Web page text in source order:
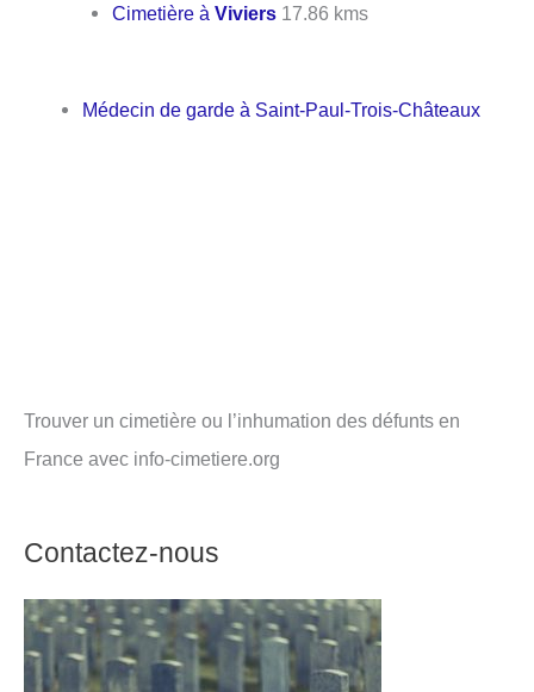
Cimetière àViviers 17.86 kms
Médecin de garde à Saint-Paul-Trois-Châteaux
Trouver un cimetière ou l’inhumation des défunts en
France avec info-cimetiere.org
Contactez-nous